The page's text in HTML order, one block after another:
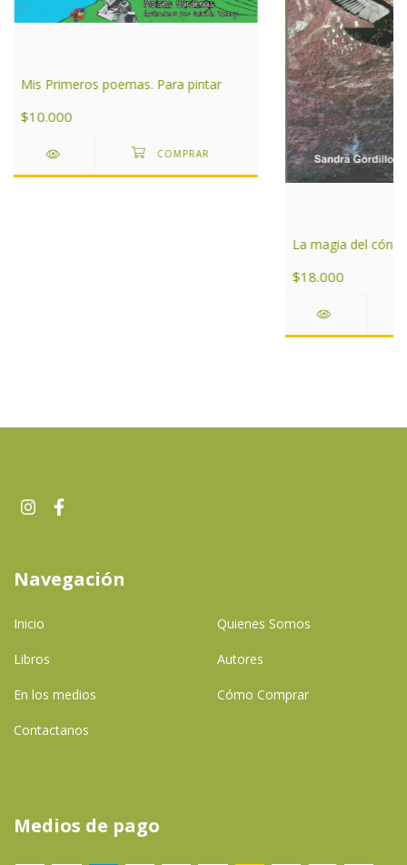
Mis Primeros poemas. Para pintar
$10.000
La magia del
$18.000
Navegación
Inicio Quienes Somos
Libros Autores
En los medios Cómo Comprar
Contactanos
Medios de pago